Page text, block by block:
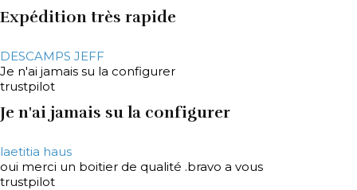
Expédition très rapide
DESCAMPS JEFF
Je n'ai jamais su la configurer
trustpilot
Je n'ai jamais su la configurer
laetitia haus
oui merci un boitier de qualité .bravo a vous
trustpilot